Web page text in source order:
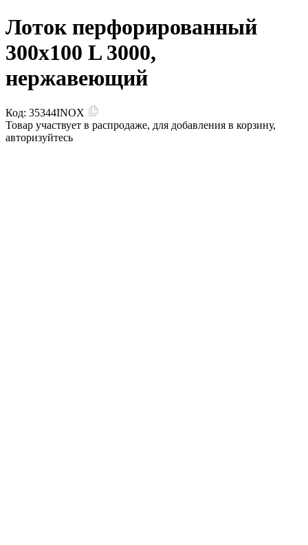
Лоток перфорированный
300х100 L 3000,
нержавеющий
Код: 35344INOX
Товар участвует в распродаже, для добавления в корзину,
авторизуйтесь